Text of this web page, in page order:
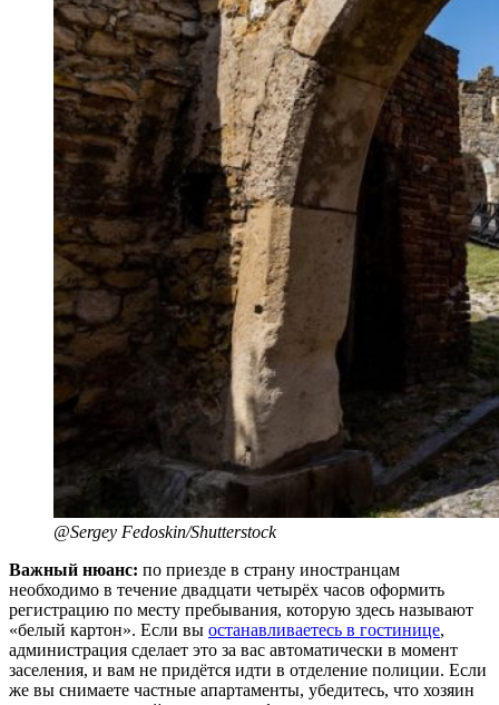
@Sergey Fedoskin/Shutterstock
Важный нюанс: по приезде в страну иностранцам
необходимо в течение двадцати четырёх часов оформить
регистрацию по месту пребывания, которую здесь называют
«белый картон». Если вы останавливаетесь в гостинице,
администрация сделает это за вас автоматически в момент
заселения, и вам не придётся идти в отделение полиции. Если
же вы снимаете частные апартаменты, убедитесь, что хозяин